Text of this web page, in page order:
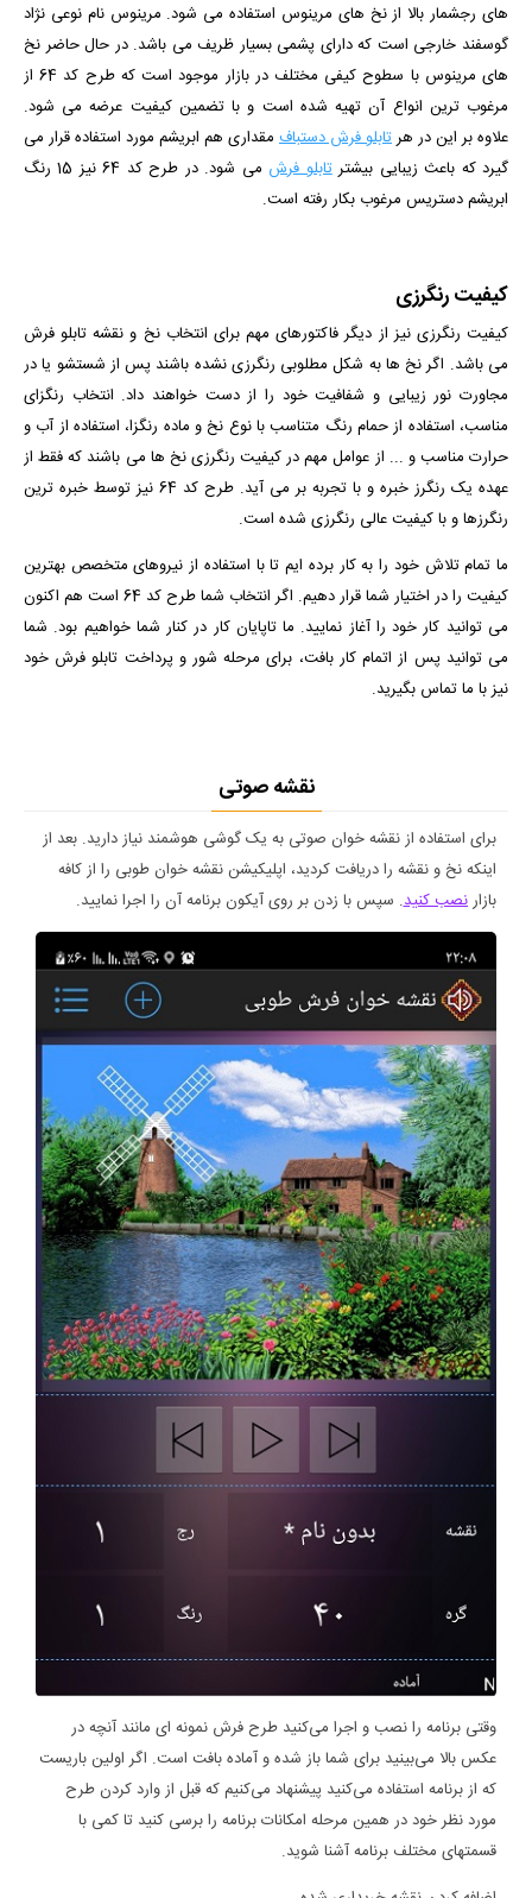
های رجشمار بالا از نخ های مرینوس استفاده می شود. مرینوس نام نوعی نژاد
گوسفند خارجی است که دارای پشمی بسیار ظریف می باشد. در حال حاضر نخ
های مرینوس با سطوح کیفی مختلف در بازار موجود است که طرح کد 64 از
مرغوب ترین انواع آن تهیه شده است و با تضمین کیفیت عرضه می شود.
علاوه بر این در هرتابلو فرش دستباف مقداری هم ابریشم مورد استفاده قرار می
گیرد که باعث زیبایی بیشتر تابلو فرش
می شود. در طرح کد 64 نیز 15 رنگ
ابریشم دستریس مرغوب بکار رفته است.
کیفیت رنگرزی
کیفیت رنگرزی نیز از دیگر فاکتورهای مهم برای انتخاب نخ و نقشه تابلو فرش
می باشد. اگر نخ ها به شکل مطلوبی رنگرزی نشده باشند پس از شستشو یا در
مجاورت نور زیبایی و شفافیت خود را از دست خواهند داد. انتخاب رنگزای
مناسب، استفاده از حمام رنگ متناسب با نوع نخ و ماده رنگزا، استفاده از آب و
حرارت مناسب و ... از عوامل مهم در کیفیت رنگرزی نخ ها می باشند که فقط از
عهده یک رنگرز خبره و با تجربه بر می آید. طرح کد 64 نیز توسط خبره ترین
رنگرزها و با کیفیت عالی رنگرزی شده است.
ما تمام تلاش خود را به کار برده ایم تا با استفاده از نیروهای متخصص بهترین
کیفیت را در اختیار شما قرار دهیم. اگر انتخاب شما طرح کد 64 است هم اکنون
می توانید کار خود را آغاز نمایید. ما تاپایان کار در کنار شما خواهیم بود. شما
می توانید پس از اتمام کار بافت، برای مرحله شور و پرداخت تابلو فرش خود
نیز با ما تماس بگیرید.
نقشه صوتی
برای استفاده از نقشه خوان صوتی به یک گوشی هوشمند نیاز دارید. بعد از
اینکه نخ و نقشه را دریافت کردید، اپلیکیشن نقشه خوان طوبی را از کافه
بازارنصب کنید. سپس با زدن بر روی آیکون برنامه آن را اجرا نمایید.
وقتی برنامه را نصب و اجرا می‌کنید طرح فرش نمونه ای مانند آنچه در
عکس بالا می‌بینید برای شما باز شده و آماده بافت است. اگر اولین باریست
که از برنامه استفاده می‌کنید پیشنهاد می‌کنیم که قبل از وارد کردن طرح
مورد نظر خود در همین مرحله امکانات برنامه را برسی کنید تا کمی با
قسمتهای مختلف برنامه آشنا شوید.